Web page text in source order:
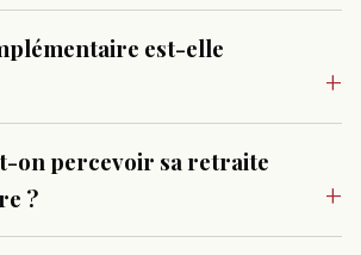
est-elle
on percevoir sa retraite
?